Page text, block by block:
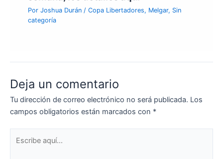
PorJoshua Durán/Copa Libertadores, Melgar, Sin
categoría
Deja un comentario
Tu dirección de correo electrónico no será publicada. Los
campos obligatorios están marcados con *
aquí...